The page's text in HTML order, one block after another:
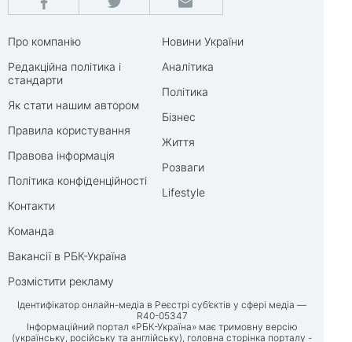
Про компанію
Редакційна політика і
стандарти
Як стати нашим автором
Правила користування
Правова інформація
Політика конфіденційності
Контакти
Команда
Вакансії в РБК-Україна
Розмістити рекламу
Новини України
Аналітика
Політика
Бізнес
Життя
Розваги
Lifestyle
Ідентифікатор онлайн-медіа в Реєстрі суб’єктів у сфері медіа —
R40-05347
Інформаційний портал «РБК-Україна» має тримовну версію
(українську, російську та англійську), головна сторінка порталу -